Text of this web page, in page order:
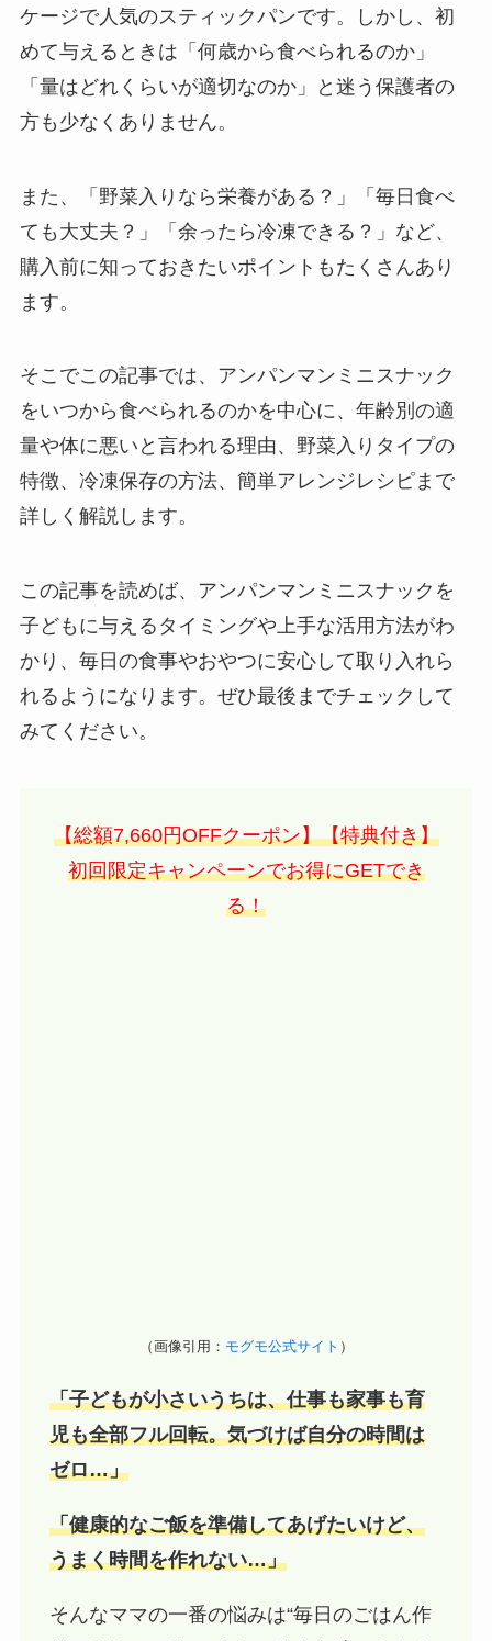
ケージで人気のスティックパンです。しかし、初
めて与えるときは「何歳から食べられるのか」
「量はどれくらいが適切なのか」と迷う保護者の
方も少なくありません。
また、「野菜入りなら栄養がある？」「毎日食べ
ても大丈夫？」「余ったら冷凍できる？」など、
購入前に知っておきたいポイントもたくさんあり
ます。
そこでこの記事では、アンパンマンミニスナック
をいつから食べられるのかを中心に、年齢別の適
量や体に悪いと言われる理由、野菜入りタイプの
特徴、冷凍保存の方法、簡単アレンジレシピまで
詳しく解説します。
この記事を読めば、アンパンマンミニスナックを
子どもに与えるタイミングや上手な活用方法がわ
かり、毎日の食事やおやつに安心して取り入れら
れるようになります。ぜひ最後までチェックして
みてください。
【総額7,660円OFFクーポン】【特典付き】
初回限定キャンペーンでお得にGETでき
る！
（画像引用： モグモ公式サイト ）
「子どもが小さいうちは、仕事も家事も育
児も全部フル回転。気づけば自分の時間は
ゼロ…」
「健康的なご飯を準備してあげたいけど、
うまく時間を作れない…」
そんなママの一番の悩みは“毎日のごはん作